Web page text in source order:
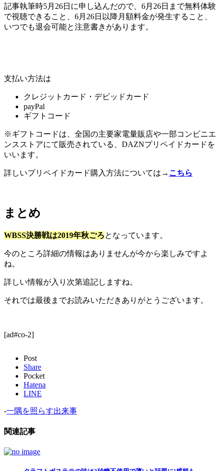
記事執筆時5月26日に申し込んだので、6月26日まで無料体験
で視聴できること、6月26日以降月額料金が発生すること、
いつでも退会可能と注意書きがあります。
支払い方法は
クレジットカード・デビッドカード
payPal
ギフトコード
※ギフトコードは、全国の主要家電量販店や一部コンビニエ
ンスストアにて販売されている、DAZNプリペイドカードを
いいます。
詳しいプリペイドカード購入方法については→ こちら
まとめ
WBSS決勝戦は2019年秋ごろとなっています。
今のところ詳細の情報はありませんが今から楽しみですよ
ね。
詳しい情報が入り次第追記しますね。
それでは最後までお読みいただきありがとうございます。
[ad#co-2]
Post
Share
Pocket
Hatena
LINE
-一隅を照らす出来事
関連記事